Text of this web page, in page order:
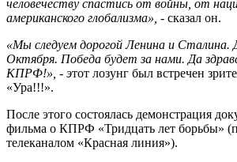
человечеству спастись от войны, от
американского глобализма», - сказал он.
«Мы следуем дорогой Ленина и Сталина.
Октября. Победа будет за нами. Да
КПРФ!», - этот лозунг был встречен
«Ура!!!».
После этого состоялась демонстрация
фильма о КПРФ «Тридцать лет борьбы»
телеканалом «Красная линия»).